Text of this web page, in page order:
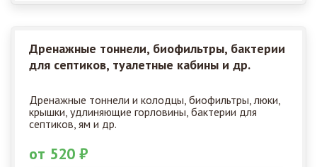
Дренажные тоннели, биофильтры, бактерии
для септиков, туалетные кабины и др.
Дренажные тоннели и колодцы, биофильтры, люки,
крышки, удлиняющие горловины, бактерии для
септиков, ям и др.
от 520 ₽